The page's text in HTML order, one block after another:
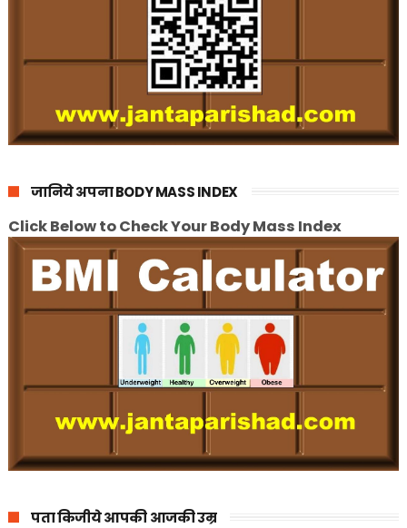
जानिये अपना BODY MASS INDEX
Click Below to Check Your Body Mass Index
पता किजीये आपकी आजकी उम्र